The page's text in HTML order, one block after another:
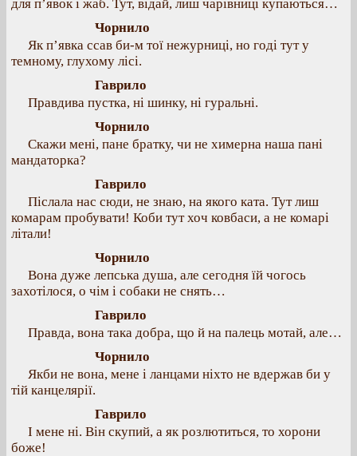
для п’явок і жаб. Тут, відай, лиш чарівниці купаються…
Чорнило
Як п’явка ссав би-м тої нежурниці, но годі тут у
темному, глухому лісі.
Гаврило
Правдива пустка, ні шинку, ні гуральні.
Чорнило
Скажи мені, пане братку, чи не химерна наша пані
мандаторка?
Гаврило
Післала нас сюди, не знаю, на якого ката. Тут лиш
комарам пробувати! Коби тут хоч ковбаси, а не комарі
літали!
Чорнило
Вона дуже лепська душа, але сегодня їй чогось
захотілося, о чім і собаки не снять…
Гаврило
Правда, вона така добра, що й на палець мотай, але…
Чорнило
Якби не вона, мене і ланцами ніхто не вдержав би у
тій канцелярії.
Гаврило
І мене ні. Він скупий, а як розлютиться, то хорони
боже!